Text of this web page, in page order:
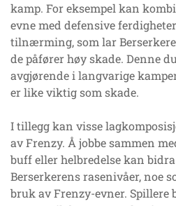
kamp. For eksempel kan
evne med defensive
tilnærming, som lar
de påfører høy skade. Denne
avgjørende i langvarige
er like viktig som skade.
I tillegg kan visse
av Frenzy. Å jobbe sammen
buff eller helbredelse kan
Berserkerens rasenivåer, noe
bruk av Frenzy-evner. Spillere